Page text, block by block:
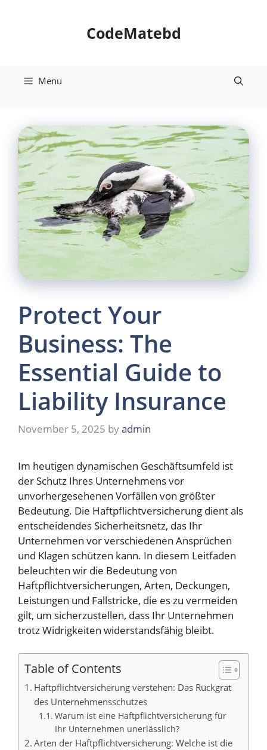
CodeMatebd
Menu
Protect Your
Business: The
Essential Guide to
Liability Insurance
November 5, 2025 byadmin
Im heutigen dynamischen Geschäftsumfeld ist
der Schutz Ihres Unternehmens vor
unvorhergesehenen Vorfällen von größter
Bedeutung. Die Haftpflichtversicherung dient als
entscheidendes Sicherheitsnetz, das Ihr
Unternehmen vor verschiedenen Ansprüchen
und Klagen schützen kann. In diesem Leitfaden
beleuchten wir die Bedeutung von
Haftpflichtversicherungen, Arten, Deckungen,
Leistungen und Fallstricke, die es zu vermeiden
gilt, um sicherzustellen, dass Ihr Unternehmen
trotz Widrigkeiten widerstandsfähig bleibt.
Table of Contents
Haftpflichtversicherung verstehen: Das Rückgrat
des Unternehmensschutzes
Warum ist eine Haftpflichtversicherung für
Ihr Unternehmen unerlässlich?
Arten der Haftpflichtversicherung: Welche ist die